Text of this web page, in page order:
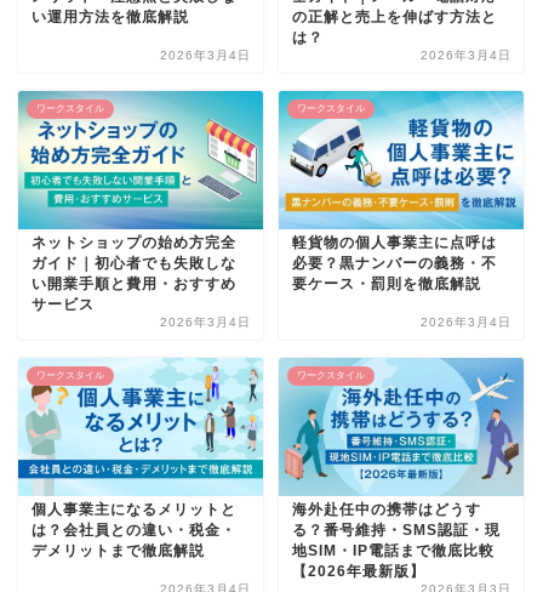
い運用方法を徹底解説
2026年3月4日
の正解と売上を伸ばす方法と
は？
2026年3月4日
ワークスタイル
ネットショップの始め方完全
ガイド｜初心者でも失敗しな
い開業手順と費用・おすすめ
サービス
2026年3月4日
ワークスタイル
軽貨物の個人事業主に点呼は
必要？黒ナンバーの義務・不
要ケース・罰則を徹底解説
2026年3月4日
ワークスタイル
個人事業主になるメリットと
は？会社員との違い・税金・
デメリットまで徹底解説
2026年3月4日
ワークスタイル
海外赴任中の携帯はどうす
る？番号維持・SMS認証・現
地SIM・IP電話まで徹底比較
【2026年最新版】
2026年3月3日